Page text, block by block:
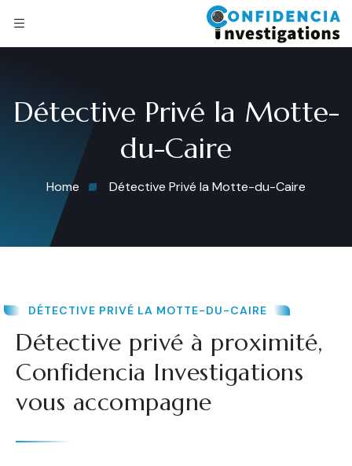
Détective Privé la Motte-
du-Caire
Home Détective Privé la Motte-du-Caire
DÉTECTIVE PRIVÉ LA MOTTE-DU-CAIRE
Détective privé à proximité,
Confidencia Investigations
vous accompagne